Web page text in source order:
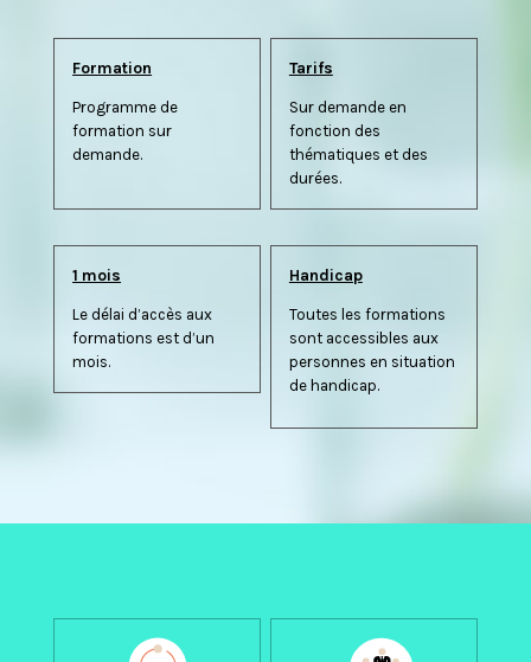
Formation
Programme de
formation sur
demande.
Tarifs
Sur demande en
fonction des
thématiques et des
durées.
1 mois
Le délai d’accès aux
formations est d’un
mois.
Handicap
Toutes les formations
sont accessibles aux
personnes en situation
de handicap.